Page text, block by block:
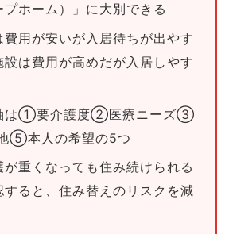
プホーム）」に大別できる
費用が安いが入居待ちが出やす
設は費用が高めだが入居しやす
は①要介護度②医療ニーズ③
⑤本人の希望の5つ
が重くなっても住み続けられる
すると、住み替えのリスクを減